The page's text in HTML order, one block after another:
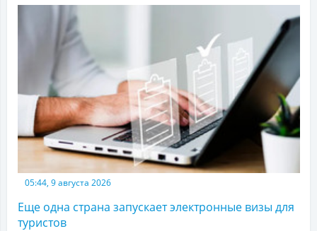
05:44, 9 августа 2026
Еще одна страна запускает электронные визы для
туристов